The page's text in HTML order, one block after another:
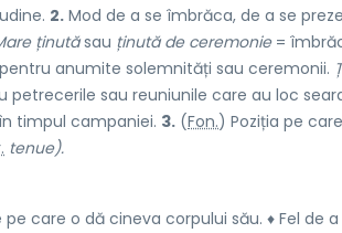
2. Mod de a se îmbrăca, de a se
ținutăsau ținută de ceremonie=
anumite solemnități sau ceremonii.
sau reuniunile care au loc
timpul campaniei. 3. (Fon.) Poziția pe
tenue).
pe care o dă cineva corpului său. ♦ Fel de